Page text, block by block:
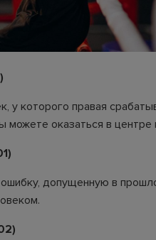
у которого правая
можете оказаться в центре
ошибку, допущенную в